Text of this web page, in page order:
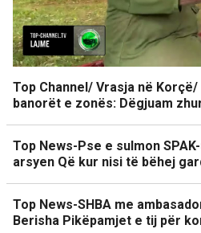
Top Channel/ Vrasja në
banorët e zonës: Dëgjuam
Top News-Pse e sulmon
arsyen Që kur nisi të bëhej
Top News-SHBA me
Berisha Pikëpamjet e tij për